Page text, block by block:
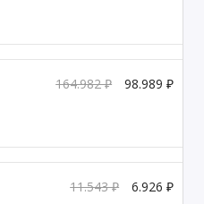
164.982 ₽ 98.989 ₽
11.543 ₽ 6.926 ₽